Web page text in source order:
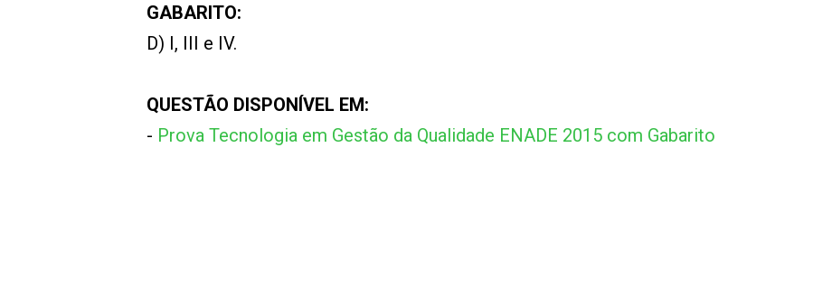
GABARITO:
D) I, III e IV.
QUESTÃO DISPONÍVEL EM:
- Prova Tecnologia em Gestão da Qualidade ENADE 2015 com Gabarito